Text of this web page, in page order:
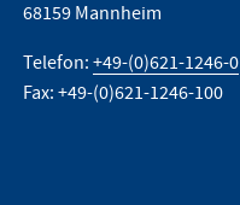
68159 Mannheim
Telefon:+49-(0)621-1246-0
Fax: +49-(0)621-1246-100